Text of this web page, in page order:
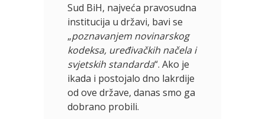
Sud BiH, najveća pravosudna
institucija u državi, bavi se
„poznavanjem novinarskog
kodeksa, uređivačkih načela i
svjetskih standarda“. Ako je
ikada i postojalo dno lakrdije
od ove države, danas smo ga
dobrano probili.